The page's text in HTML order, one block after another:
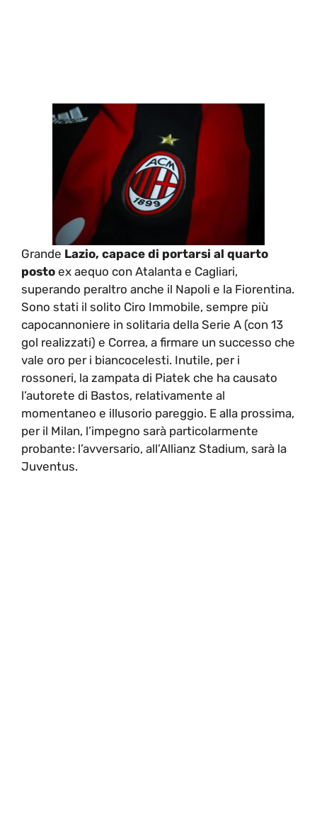
Grande Lazio, capace di portarsi al quarto
posto ex aequo con Atalanta e Cagliari,
superando peraltro anche il Napoli e la Fiorentina.
Sono stati il solito Ciro Immobile, sempre più
capocannoniere in solitaria della Serie A (con 13
gol realizzati) e Correa, a firmare un successo che
vale oro per i biancocelesti. Inutile, per i
rossoneri, la zampata di Piatek che ha causato
l’autorete di Bastos, relativamente al
momentaneo e illusorio pareggio. E alla prossima,
per il Milan, l’impegno sarà particolarmente
probante: l’avversario, all’Allianz Stadium, sarà la
Juventus.